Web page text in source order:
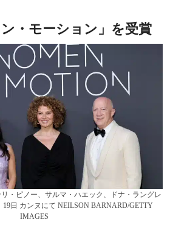
ン・モーション」を受賞
リ・ピノー、サルマ・ハエック、ドナ・ラングレ
日 カンヌにて NEILSON BARNARD/GETTY
IMAGES